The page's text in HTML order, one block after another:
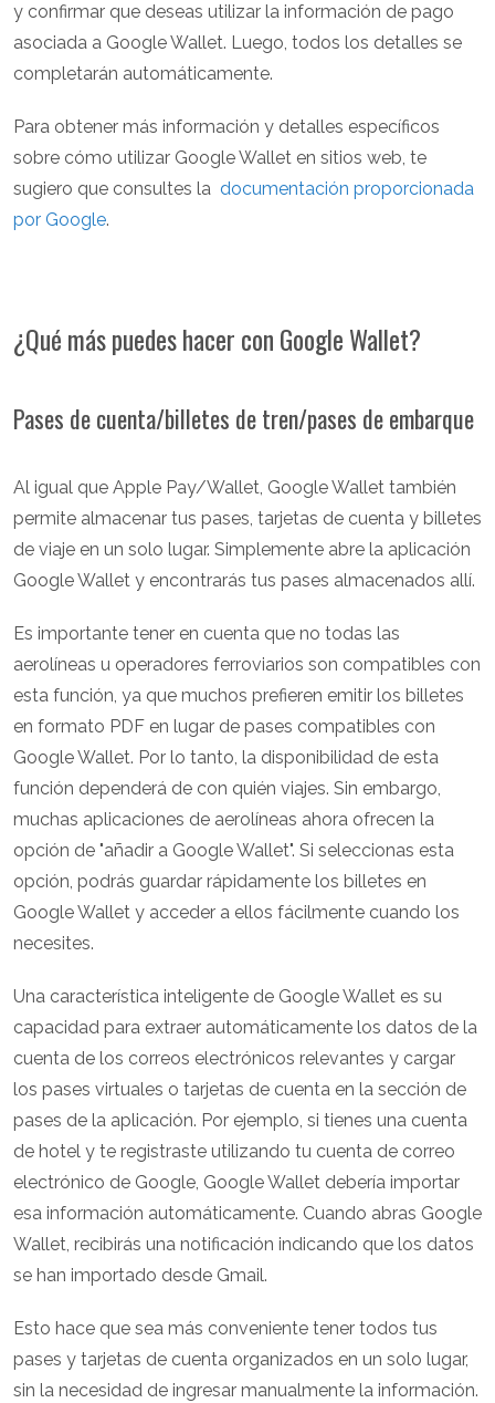
y confirmar que deseas utilizar la información de pago
asociada a Google Wallet. Luego, todos los detalles se
completarán automáticamente.
Para obtener más información y detalles específicos
sobre cómo utilizar Google Wallet en sitios web, te
sugiero que consultes la documentación proporcionada
por Google.
¿Qué más puedes hacer con Google Wallet?
Pases de cuenta/billetes de tren/pases de embarque
Al igual que Apple Pay/Wallet, Google Wallet también
permite almacenar tus pases, tarjetas de cuenta y billetes
de viaje en un solo lugar. Simplemente abre la aplicación
Google Wallet y encontrarás tus pases almacenados allí.
Es importante tener en cuenta que no todas las
aerolíneas u operadores ferroviarios son compatibles con
esta función, ya que muchos prefieren emitir los billetes
en formato PDF en lugar de pases compatibles con
Google Wallet. Por lo tanto, la disponibilidad de esta
función dependerá de con quién viajes. Sin embargo,
muchas aplicaciones de aerolíneas ahora ofrecen la
opción de "añadir a Google Wallet". Si seleccionas esta
opción, podrás guardar rápidamente los billetes en
Google Wallet y acceder a ellos fácilmente cuando los
necesites.
Una característica inteligente de Google Wallet es su
capacidad para extraer automáticamente los datos de la
cuenta de los correos electrónicos relevantes y cargar
los pases virtuales o tarjetas de cuenta en la sección de
pases de la aplicación. Por ejemplo, si tienes una cuenta
de hotel y te registraste utilizando tu cuenta de correo
electrónico de Google, Google Wallet debería importar
esa información automáticamente. Cuando abras Google
Wallet, recibirás una notificación indicando que los datos
se han importado desde Gmail.
Esto hace que sea más conveniente tener todos tus
pases y tarjetas de cuenta organizados en un solo lugar,
sin la necesidad de ingresar manualmente la información.